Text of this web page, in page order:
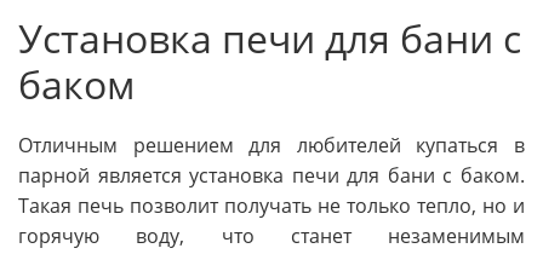
Установка печи для бани с
баком
Отличным решением для любителей купаться в
парной является установка печи для бани с баком.
Такая печь позволит получать не только тепло, но и
горячую воду, что станет незаменимым